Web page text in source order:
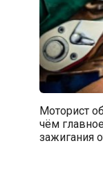
Моторист
чём
зажигания